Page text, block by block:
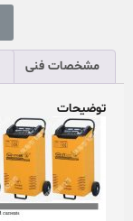
مشخصات فنی
توضیحات